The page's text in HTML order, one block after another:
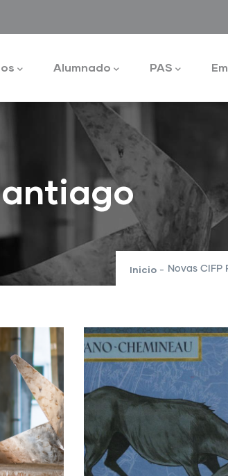
Alumnado PAS
Inicio - Novas